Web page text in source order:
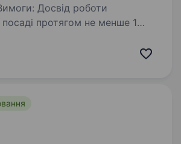
посаді протягом не менше 1
зернового